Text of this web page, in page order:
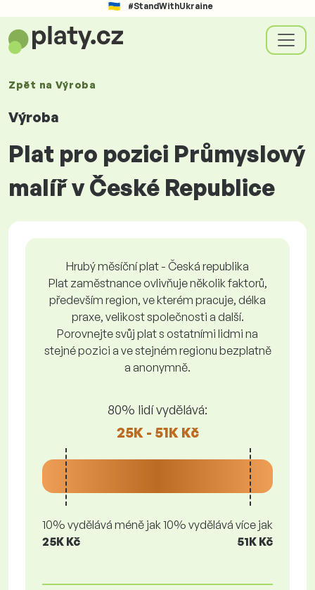
#StandWithUkraine
Zpět na Výroba
Výroba
Plat pro pozici Průmyslový
malíř v České Republice
Hrubý měsíční plat - Česká republika
Plat zaměstnance ovlivňuje několik faktorů,
především region, ve kterém pracuje, délka
praxe, velikost společnosti a další.
Porovnejte svůj plat s ostatními lidmi na
stejné pozici a ve stejném regionu bezplatně
a anonymně.
80% lidí vydělává:
25K - 51K Kč
10% vydělává méně jak
25K Kč
10% vydělává více jak
51K Kč